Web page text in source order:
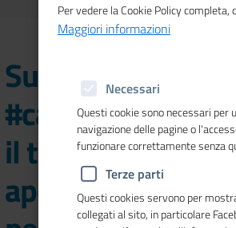
Su
il tavolo di
aperto da
Per vedere la Cookie Policy completa,
Maggiori informazioni
Necessari
Questi cookie sono necessari per
navigazione delle pagine o
funzionare correttamente senza
Terze parti
Questi cookies servono per
collegati al sito, in particolare